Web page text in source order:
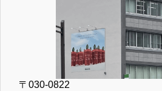
〒030-0822